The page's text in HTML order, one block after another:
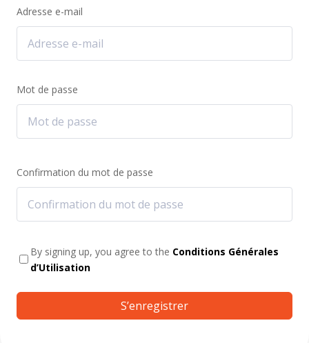
Adresse e-mail
Mot de passe
Confirmation du mot de passe
By signing up, you agree to the Conditions Générales
d’Utilisation
S’enregistrer